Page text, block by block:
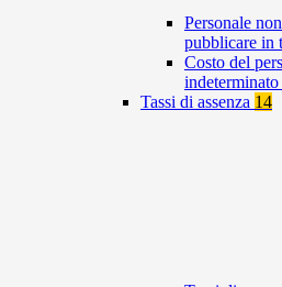
Personale
pubblicare in
Costo del
Tassi di assenza 14